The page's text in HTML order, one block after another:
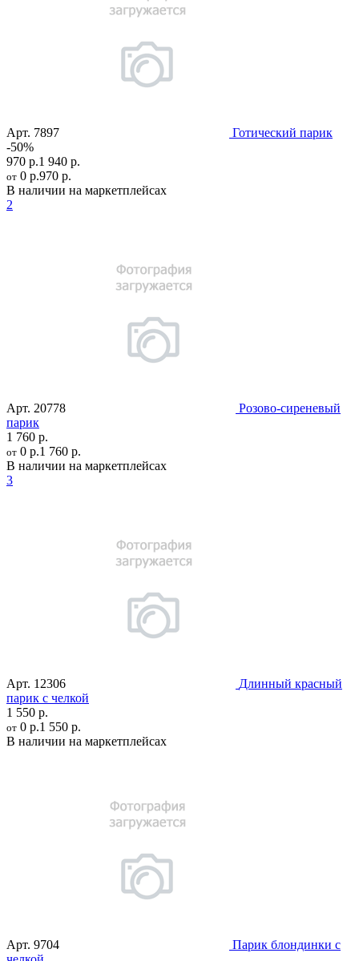
Арт. 7897
Готический парик
-50%
970 р.1 940 р.
от 0 р.970 р.
В наличии на маркетплейсах
2
Арт. 20778
Розово-сиреневый
парик
1 760 р.
от 0 р.1 760 р.
В наличии на маркетплейсах
3
Арт. 12306
Длинный красный
парик с челкой
1 550 р.
от 0 р.1 550 р.
В наличии на маркетплейсах
Арт. 9704
Парик блондинки с